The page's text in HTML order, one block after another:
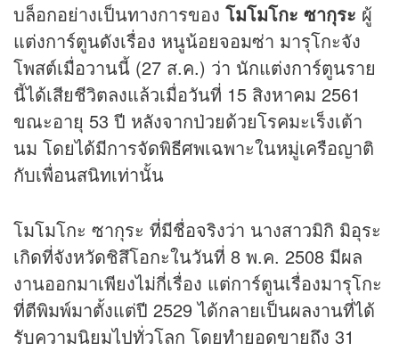
บล็อกอย่างเป็นทางการของ โมโมโกะ ซากุระ ผู้
แต่งการ์ตูนดังเรื่อง หนูน้อยจอมซ่า มารุโกะจัง
โพสต์เมื่อวานนี้ (27 ส.ค.) ว่า นักแต่งการ์ตูนราย
นี้ได้เสียชีวิตลงแล้วเมื่อวันที่ 15 สิงหาคม 2561
ขณะอายุ 53 ปี หลังจากป่วยด้วยโรคมะเร็งเต้า
นม โดยได้มีการจัดพิธีศพเฉพาะในหมู่เครือญาติ
กับเพื่อนสนิทเท่านั้น
โมโมโกะ ซากุระ ที่มีชื่อจริงว่า นางสาวมิกิ มิอุระ
เกิดที่จังหวัดชิสึโอกะในวันที่ 8 พ.ค. 2508 มีผล
งานออกมาเพียงไม่กี่เรื่อง แต่การ์ตูนเรื่องมารุโกะ
ที่ตีพิมพ์มาตั้งแต่ปี 2529 ได้กลายเป็นผลงานที่ได้
รับความนิยมไปทั่วโลก โดยทำยอดขายถึง 31